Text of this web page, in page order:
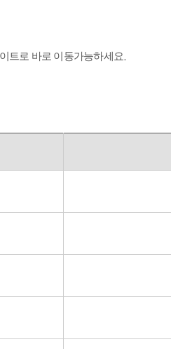
트로 바로 이동가능하세요.